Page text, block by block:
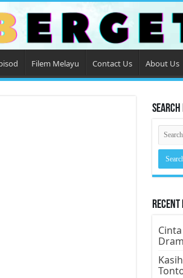
Filem Melayu Contact Us About Us
Search
Recent